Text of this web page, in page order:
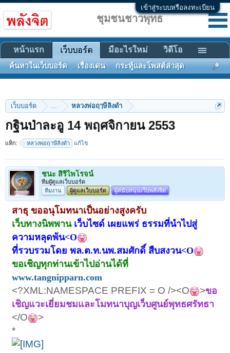
เข้าสู่ระบบหรือลงทะเบียน
เว็บบอร์ด ... หลวงพ่อฤๅษีลิงดำ
กฐินป่าละอู 14 พฤศจิกายน 2553
แท็ก: หลวงพ่อฤาษีลิงดำ แก้ไข
ชนะ สิริไพโรจน์
ทีมผูัดูแลเว็บบอร์ด
ทีมงาน
ผู้ดูแลเว็บบอร์ด ผู้สนับสนุนเว็บพลังจิต
สาธุ ขออนุโมทนาเป็นอย่างสูงครับ
เว็บทางนิพพาน เว็บไซด์ เผยแพร่ ธรรมที่นำไปสู่
ความหลุดพ้น<O
ที่รวบรวมโดย พล.ต.ท.นพ.สมศักดิ์ สืบสงวน<O
ขอเชิญทุกท่านเข้าไปอ่านได้ที่
www.tangnipparn.com
<?XML:NAMESPACE PREFIX = O /><O >ขอ
เชิญแวะเยี่ยมชมและโมทนาบุญเว็บศูนย์พุทธศรัทธา
</O
>
*
ชุมชนชาวพุทธ
หน้าแรก เว็บบอร์ด
ค้นหาในเว็บบอร์ด เรื่องเด่น กระทู้และโพสต์ล่าสุด
มีอะไรใหม่ วิดีโอ